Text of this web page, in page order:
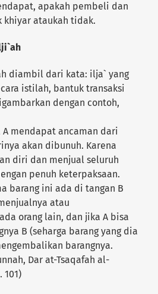
apakah pembeli dan
ataukah tidak.
diambil dari kata: ilja` yang
istilah, bantuk transaksi
dengan contoh,
A mendapat ancaman dari
akan dibunuh. Karena
diri dan menjual seluruh
penuh keterpaksaan.
barang ini ada di tangan B
atau
orang lain, dan jika A bisa
B (seharga barang yang dia
barangnya.
Dar at-Tsaqafah al-
101)